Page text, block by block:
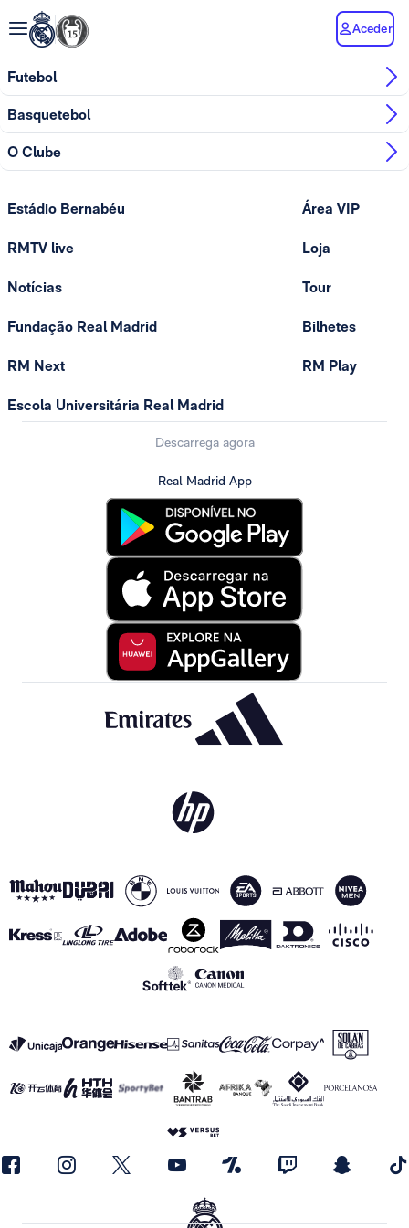
Aceder
Futebol
Basquetebol
O Clube
Estádio Bernabéu
RMTV live
Notícias
Fundação Real Madrid
RM Next
Escola Universitária Real Madrid
Área VIP
Loja
Tour
Bilhetes
RM Play
Descarrega agora
Real Madrid App